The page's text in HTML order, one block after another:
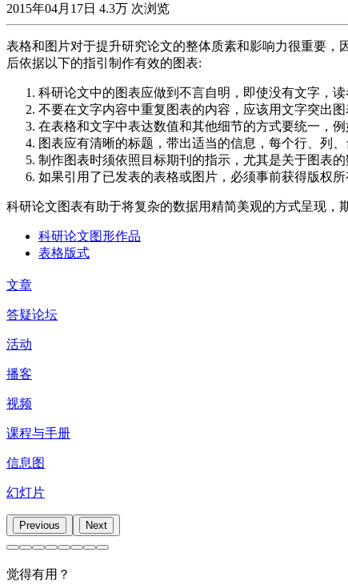
2015年04月17日 4.3万 次浏览
表格和图片对于提升研究论文的整体质素和影响力很重要
后依据以下的指引制作有效的图表:
科研论文中的图表应做到不言自明，即使没有文字，读
不要在文字内容中重复图表的内容，应该用文字突出图
在表格和文字中表达数值和其他细节的方式要统一，
图表应有清晰的标题，带出适当的信息，每个行、列、
制作图表时须依照目标期刊的指示，尤其是关于图表
如果引用了已发表的表格或图片，必须事前获得版权
科研论文图表有助于将复杂的数据用精简美观的方式呈现，
科研论文图形作品
表格版式
文章
答疑论坛
活动
播客
视频
课程与手册
信息图
幻灯片
Previous Next
觉得有用？